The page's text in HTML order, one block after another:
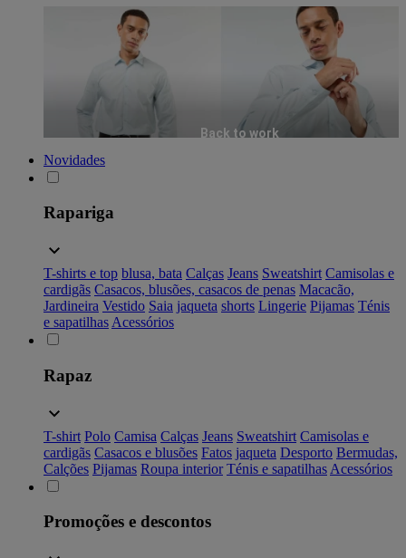
Back to work
Novidades
Rapariga
T-shirts e top blusa, bata Calças Jeans Sweatshirt Camisolas e
cardigãs Casacos, blusões, casacos de penas Macacão,
Jardineira Vestido Saia jaqueta shorts Lingerie Pijamas Ténis
e sapatilhas Acessórios
Rapaz
T-shirt Polo Camisa Calças Jeans Sweatshirt Camisolas e
cardigãs Casacos e blusões Fatos jaqueta Desporto Bermudas,
Calções Pijamas Roupa interior Ténis e sapatilhas Acessórios
Promoções e descontos